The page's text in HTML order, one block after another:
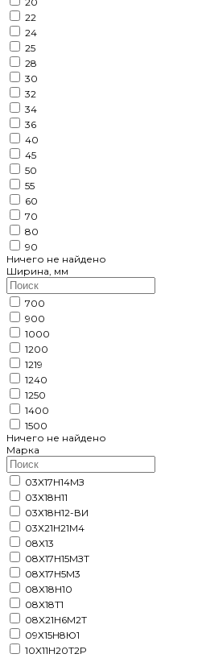
22
24
25
28
30
32
34
36
40
45
50
55
60
70
80
90
Ничего не найдено
Ширина, мм
700
900
1000
1200
1219
1240
1250
1400
1500
Ничего не найдено
Марка
03X17H14МЗ
03X18H11
03Х18Н12-ВИ
03Х21Н21М4
08X13
08X17H15МЗТ
08X17H5M3
08X18H10
08X18T1
08X21Н6М2Т
09Х15Н8Ю1
10X11Н20Т2Р